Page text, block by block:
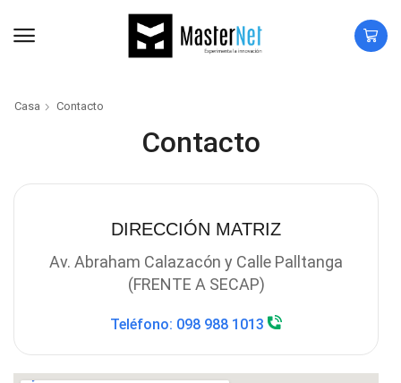
Casa Contacto
Contacto
DIRECCIÓN MATRIZ
Av. Abraham Calazacón y Calle Palltanga
(FRENTE A SECAP)
Teléfono: 098 988 1013